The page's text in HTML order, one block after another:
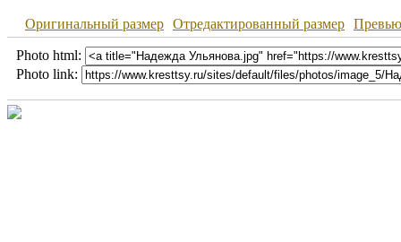
Оригинальный размер Отредактированный размер Превью
Photo html:
Photo link: